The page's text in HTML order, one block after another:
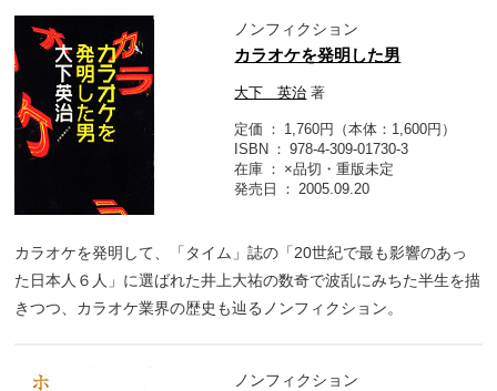
ノンフィクション
カラオケを発明した男
大下 英治 著
定価
1,760円（本体：1,600円）
ISBN
978-4-309-01730-3
在庫
×品切・重版未定
発売日
2005.09.20
カラオケを発明して、「タイム」誌の「20世紀で最も影響のあっ
た日本人６人」に選ばれた井上大祐の数奇で波乱にみちた半生を描
きつつ、カラオケ業界の歴史も辿るノンフィクション。
ノンフィクション